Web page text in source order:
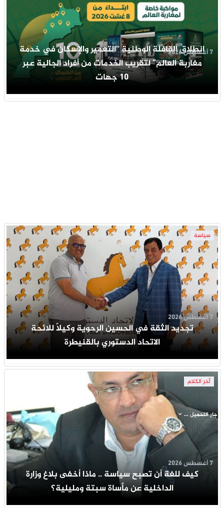
انطلاق القافلة الوطنية “التعمير والإسكان في خدمة
مغاربة العالم” لتقريب الخدمات من أفراد الجالية عبر
10 جهات
7 أغسطس 2026
سياسة
تجديد الثقة في الحسين الرحوية وكيلاً للائحة
الاتحاد الدستوري بالقنيطرة
7 أغسطس 2026
آخر الكلام
كيف للغة أن تصبح سياسة .. ماذا أخفى بلاغ وزارة
الداخلية عن مأساة سبتة ومليلية؟
7 أغسطس 2026
جار التحميل ...